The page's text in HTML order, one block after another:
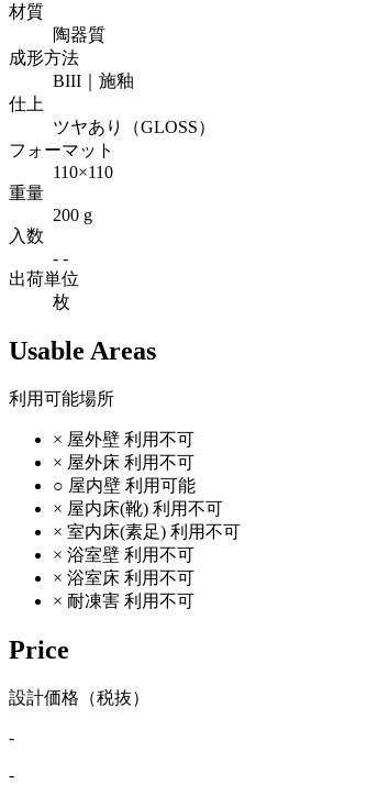
材質
陶器質
成形方法
BIII｜施釉
仕上
ツヤあり（GLOSS）
フォーマット
110×110
重量
200 g
入数
- -
出荷単位
枚
Usable Areas
利用可能場所
× 屋外壁 利用不可
× 屋外床 利用不可
○ 屋内壁 利用可能
× 屋内床(靴) 利用不可
× 室内床(素足) 利用不可
× 浴室壁 利用不可
× 浴室床 利用不可
× 耐凍害 利用不可
Price
設計価格（税抜）
-
-